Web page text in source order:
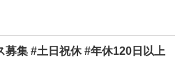
募集 #土日祝休 #年休120日以上